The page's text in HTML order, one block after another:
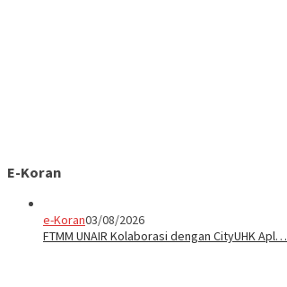
E-Koran
e-Koran03/08/2026
FTMM UNAIR Kolaborasi dengan CityUHK Apl…